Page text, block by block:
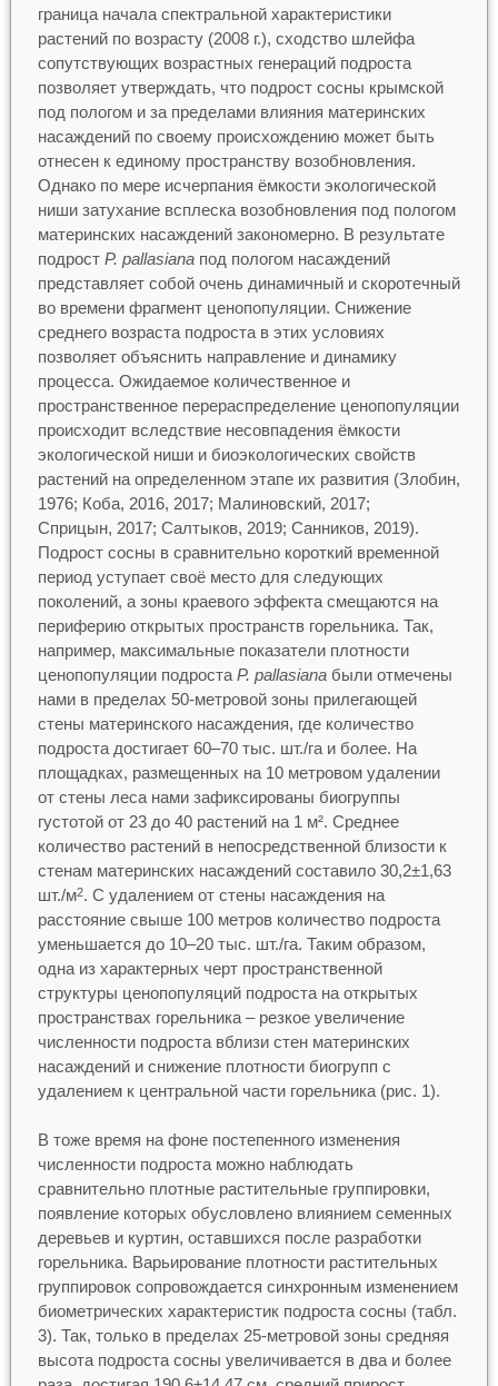
граница начала спектральной характеристики
растений по возрасту (2008 г.), сходство шлейфа
сопутствующих возрастных генераций подроста
позволяет утверждать, что подрост сосны крымской
под пологом и за пределами влияния материнских
насаждений по своему происхождению может быть
отнесен к единому пространству возобновления.
Однако по мере исчерпания ёмкости экологической
ниши затухание всплеска возобновления под пологом
материнских насаждений закономерно. В результате
подрост P. рallasianaпод пологом насаждений
представляет собой очень динамичный и скоротечный
во времени фрагмент ценопопуляции. Снижение
среднего возраста подроста в этих условиях
позволяет объяснить направление и динамику
процесса. Ожидаемое количественное и
пространственное перераспределение ценопопуляции
происходит вследствие несовпадения ёмкости
экологической ниши и биоэкологических свойств
растений на определенном этапе их развития (Злобин,
1976; Коба, 2016, 2017; Малиновский, 2017;
Сприцын, 2017; Салтыков, 2019; Санников, 2019).
Подрост сосны в сравнительно короткий временной
период уступает своё место для следующих
поколений, а зоны краевого эффекта смещаются на
периферию открытых пространств горельника. Так,
например, максимальные показатели плотности
ценопопуляции подроста P. рallasiana были отмечены
нами в пределах 50-метровой зоны прилегающей
стены материнского насаждения, где количество
подроста достигает 60–70 тыс. шт./га и более. На
площадках, размещенных на 10 метровом удалении
от стены леса нами зафиксированы биогруппы
густотой от 23 до 40 растений на 1 м². Среднее
количество растений в непосредственной близости к
стенам материнских насаждений составило 30,2±1,63
шт./м2. С удалением от стены насаждения на
расстояние свыше 100 метров количество подроста
уменьшается до 10–20 тыс. шт./га. Таким образом,
одна из характерных черт пространственной
структуры ценопопуляций подроста на открытых
пространствах горельника – резкое увеличение
численности подроста вблизи стен материнских
насаждений и снижение плотности биогрупп с
удалением к центральной части горельника (рис. 1).
В тоже время на фоне постепенного изменения
численности подроста можно наблюдать
сравнительно плотные растительные группировки,
появление которых обусловлено влиянием семенных
деревьев и куртин, оставшихся после разработки
горельника. Варьирование плотности растительных
группировок сопровождается синхронным изменением
биометрических характеристик подроста сосны (табл.
3). Так, только в пределах 25-метровой зоны средняя
высота подроста сосны увеличивается в два и более